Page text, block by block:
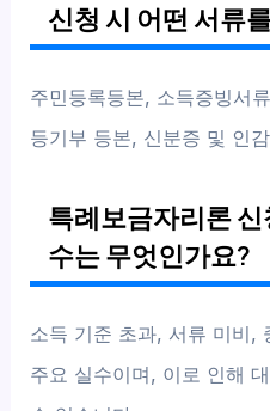
신청 시 어떤 서류
주민등록등본, 소득증빙서
등기부 등본, 신분증 및 인
특례보금자리론 신
수는 무엇인가요?
소득 기준 초과, 서류 미비,
주요 실수이며, 이로 인해